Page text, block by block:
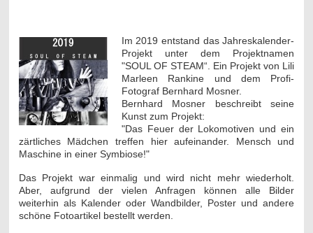
Im 2019 entstand das Jahreskalender-
Projekt unter dem Projektnamen
"SOUL OF STEAM“. Ein Projekt von Lili
Marleen Rankine und dem Profi-
Fotograf Bernhard Mosner.
Bernhard Mosner beschreibt seine
Kunst zum Projekt:
"Das Feuer der Lokomotiven und ein
zärtliches Mädchen treffen hier aufeinander. Mensch und
Maschine in einer Symbiose!"
Das Projekt war einmalig und wird nicht mehr wiederholt.
Aber, aufgrund der vielen Anfragen können alle Bilder
weiterhin als Kalender oder Wandbilder, Poster und andere
schöne Fotoartikel bestellt werden.